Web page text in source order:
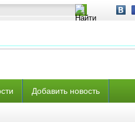
Добавить новость